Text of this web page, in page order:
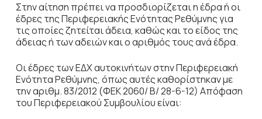
Στην αίτηση πρέπει να προσδιορίζεται η έδρα ή οι
έδρες της Περιφερειακής Ενότητας Ρεθύμνης για
τις οποίες ζητείται άδεια, καθώς και το είδος της
άδειας ή των αδειών και ο αριθμός τους ανά έδρα.
Οι έδρες των ΕΔΧ αυτοκινήτων στην Περιφερειακή
Ενότητα Ρεθύμνης, όπως αυτές καθορίστηκαν με
την αριθμ. 83/2012 (ΦΕΚ 2060/ Β/ 28-6-12) Απόφαση
του Περιφερειακού Συμβουλίου είναι: